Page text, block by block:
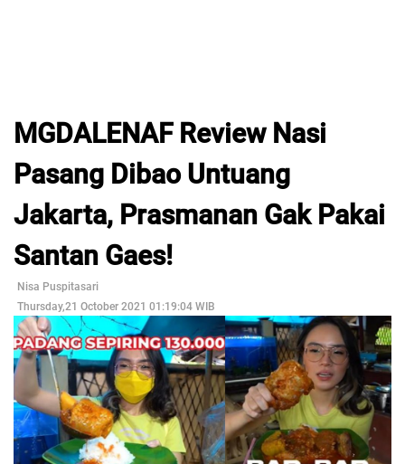
MGDALENAF Review Nasi
Pasang Dibao Untuang
Jakarta, Prasmanan Gak Pakai
Santan Gaes!
Nisa Puspitasari
Thursday,21 October 2021 01:19:04 WIB